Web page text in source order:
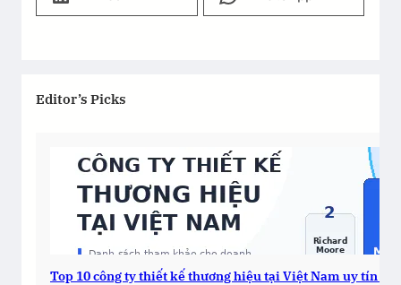
Editor’s Picks
Top 10 công ty thiết kế thương hiệu tại Việt Nam uy tín